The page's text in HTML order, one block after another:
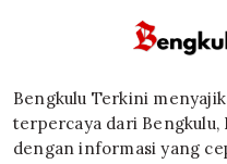
Bengkulu Terkini
terpercaya dari Bengkulu,
dengan informasi yang